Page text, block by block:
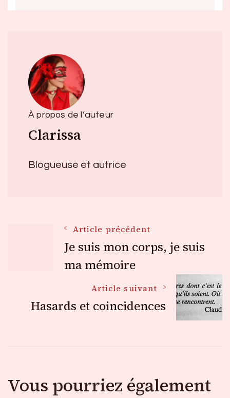
À propos de l’auteur
Clarissa
Blogueuse et autrice
Navigation
articles
Article précédent
Je suis mon corps, je suis
ma mémoire
Article suivant
Hasards et coincidences
Vous pourriez également